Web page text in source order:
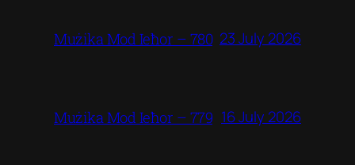
Mużika Mod Ieħor – 780 23 July 2026
Mużika Mod Ieħor – 779 16 July 2026